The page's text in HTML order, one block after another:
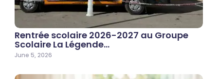
Rentrée scolaire 2026-2027 au Groupe
Scolaire La Légende…
June 5, 2026